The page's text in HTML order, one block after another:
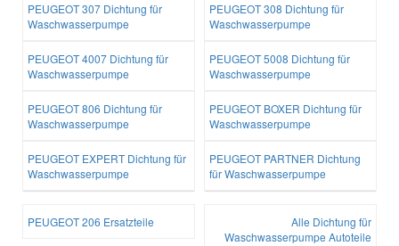
PEUGEOT 307 Dichtung für
Waschwasserpumpe
PEUGEOT 308 Dichtung für
Waschwasserpumpe
PEUGEOT 4007 Dichtung für
Waschwasserpumpe
PEUGEOT 5008 Dichtung für
Waschwasserpumpe
PEUGEOT 806 Dichtung für
Waschwasserpumpe
PEUGEOT BOXER Dichtung für
Waschwasserpumpe
PEUGEOT EXPERT Dichtung für
Waschwasserpumpe
PEUGEOT PARTNER Dichtung
für Waschwasserpumpe
PEUGEOT 206 Ersatzteile
Alle Dichtung für
Waschwasserpumpe Autoteile